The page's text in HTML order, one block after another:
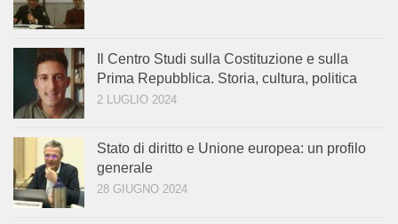
Il Centro Studi sulla Costituzione e sulla
Prima Repubblica. Storia, cultura, politica
2 LUGLIO 2024
Stato di diritto e Unione europea: un profilo
generale
28 GIUGNO 2024